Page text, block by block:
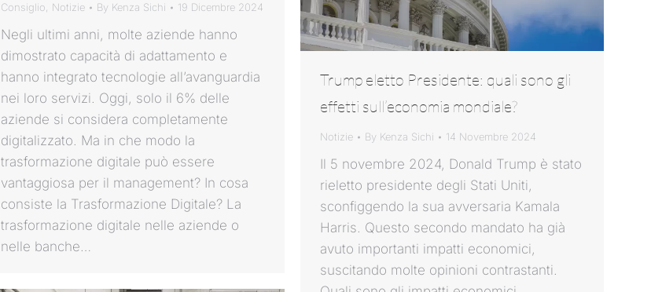
Consiglio, Notizie By Kenza Sichi 19 Dicembre 2024
Negli ultimi anni, molte aziende hanno
dimostrato capacità di adattamento e
hanno integrato tecnologie all’avanguardia
nei loro servizi. Oggi, solo il 6% delle
aziende si considera completamente
digitalizzato. Ma in che modo la
trasformazione digitale può essere
vantaggiosa per il management? In cosa
consiste la Trasformazione Digitale? La
trasformazione digitale nelle aziende o
nelle banche…
Trump eletto Presidente: quali sono gli
effetti sull’economia mondiale?
Notizie By Kenza Sichi 14 Novembre 2024
Il 5 novembre 2024, Donald Trump è stato
rieletto presidente degli Stati Uniti,
sconfiggendo la sua avversaria Kamala
Harris. Questo secondo mandato ha già
avuto importanti impatti economici,
suscitando molte opinioni contrastanti.